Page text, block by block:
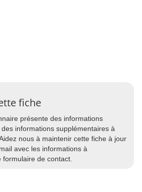
fiche
présente des informations
informations supplémentaires à
nous à maintenir cette fiche à jour
avec les informations à
de contact.